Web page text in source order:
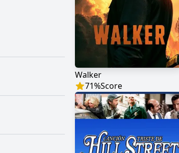
Walker
71%Score